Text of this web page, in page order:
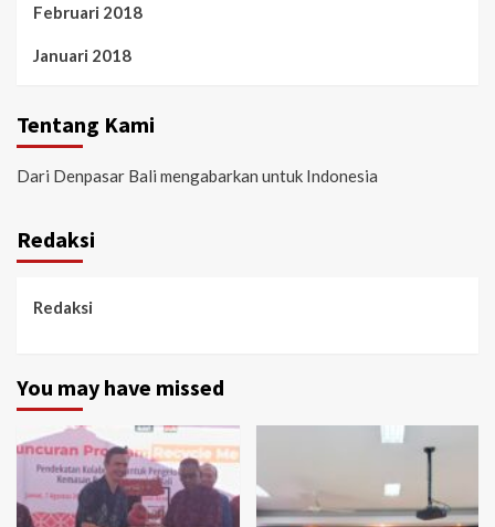
Februari 2018
Januari 2018
Tentang Kami
Dari Denpasar Bali mengabarkan untuk Indonesia
Redaksi
Redaksi
You may have missed